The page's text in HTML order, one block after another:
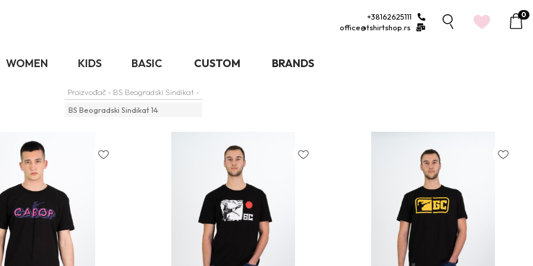
WOMEN KIDS BASIC CUSTOM BRANDS
+38162625111
office@tshirtshop.rs
0
Proizvođač - BS Beogradski Sindikat -
BS Beogradski Sindikat 14